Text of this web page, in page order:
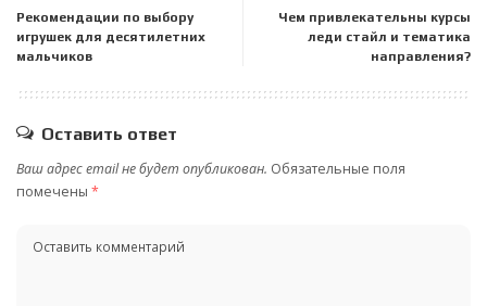
Рекомендации по выбору
игрушек для десятилетних
мальчиков
Чем привлекательны курсы
леди стайл и тематика
направления?
Оставить ответ
Ваш адрес email не будет опубликован. Обязательные поля
помечены *